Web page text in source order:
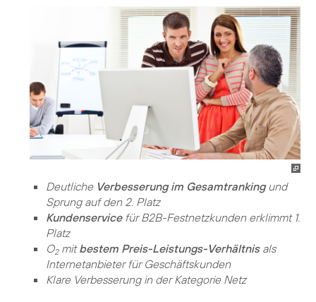
Deutliche Verbesserung im Gesamtrankingund
Sprung auf den 2. Platz
Kundenservicefür B2B-Festnetzkunden erklimmt 1.
Platz
O2mitbestem Preis-Leistungs-Verhältnisals
Internetanbieter für Geschäftskunden
Klare Verbesserung in der Kategorie Netz